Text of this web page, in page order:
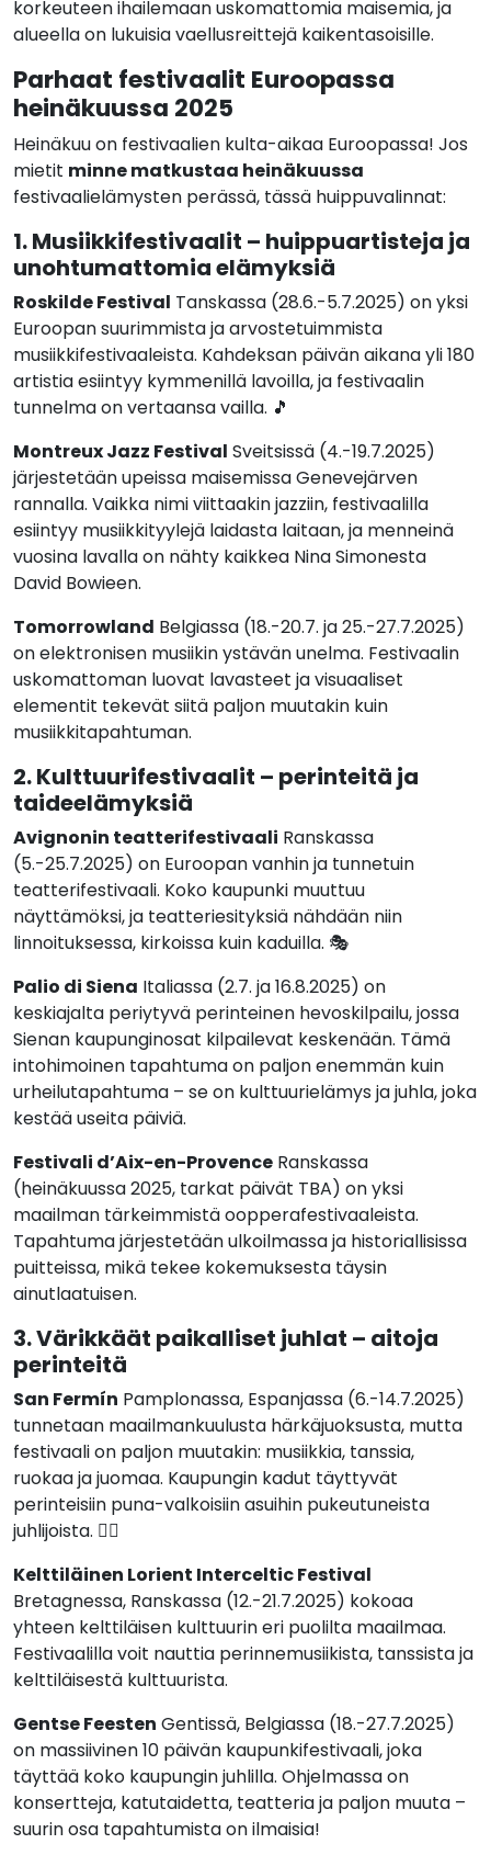
korkeuteen ihailemaan uskomattomia maisemia, ja
alueella on lukuisia vaellusreittejä kaikentasoisille.
Parhaat festivaalit Euroopassa
heinäkuussa 2025
Heinäkuu on festivaalien kulta-aikaa Euroopassa! Jos
mietit minne matkustaa heinäkuussa
festivaalielämysten perässä, tässä huippuvalinnat:
1. Musiikkifestivaalit – huippuartisteja ja
unohtumattomia elämyksiä
Roskilde Festival Tanskassa (28.6.-5.7.2025) on yksi
Euroopan suurimmista ja arvostetuimmista
musiikkifestivaaleista. Kahdeksan päivän aikana yli 180
artistia esiintyy kymmenillä lavoilla, ja festivaalin
tunnelma on vertaansa vailla. 🎵
Montreux Jazz Festival Sveitsissä (4.-19.7.2025)
järjestetään upeissa maisemissa Genevejärven
rannalla. Vaikka nimi viittaakin jazziin, festivaalilla
esiintyy musiikkityylejä laidasta laitaan, ja menneinä
vuosina lavalla on nähty kaikkea Nina Simonesta
David Bowieen.
Tomorrowland Belgiassa (18.-20.7. ja 25.-27.7.2025)
on elektronisen musiikin ystävän unelma. Festivaalin
uskomattoman luovat lavasteet ja visuaaliset
elementit tekevät siitä paljon muutakin kuin
musiikkitapahtuman.
2. Kulttuurifestivaalit – perinteitä ja
taideelämyksiä
Avignonin teatterifestivaali Ranskassa
(5.-25.7.2025) on Euroopan vanhin ja tunnetuin
teatterifestivaali. Koko kaupunki muuttuu
näyttämöksi, ja teatteriesityksiä nähdään niin
linnoituksessa, kirkoissa kuin kaduilla. 🎭
Palio di Siena Italiassa (2.7. ja 16.8.2025) on
keskiajalta periytyvä perinteinen hevoskilpailu, jossa
Sienan kaupunginosat kilpailevat keskenään. Tämä
intohimoinen tapahtuma on paljon enemmän kuin
urheilutapahtuma – se on kulttuurielämys ja juhla, joka
kestää useita päiviä.
Festivali d’Aix-en-Provence Ranskassa
(heinäkuussa 2025, tarkat päivät TBA) on yksi
maailman tärkeimmistä oopperafestivaaleista.
Tapahtuma järjestetään ulkoilmassa ja historiallisissa
puitteissa, mikä tekee kokemuksesta täysin
ainutlaatuisen.
3. Värikkäät paikalliset juhlat – aitoja
perinteitä
San Fermín Pamplonassa, Espanjassa (6.-14.7.2025)
tunnetaan maailmankuulusta härkäjuoksusta, mutta
festivaali on paljon muutakin: musiikkia, tanssia,
ruokaa ja juomaa. Kaupungin kadut täyttyvät
perinteisiin puna-valkoisiin asuihin pukeutuneista
juhlijoista. 🏃‍♂️
Kelttiläinen Lorient Interceltic Festival
Bretagnessa, Ranskassa (12.-21.7.2025) kokoaa
yhteen kelttiläisen kulttuurin eri puolilta maailmaa.
Festivaalilla voit nauttia perinnemusiikista, tanssista ja
kelttiläisestä kulttuurista.
Gentse Feesten Gentissä, Belgiassa (18.-27.7.2025)
on massiivinen 10 päivän kaupunkifestivaali, joka
täyttää koko kaupungin juhlilla. Ohjelmassa on
konsertteja, katutaidetta, teatteria ja paljon muuta –
suurin osa tapahtumista on ilmaisia!